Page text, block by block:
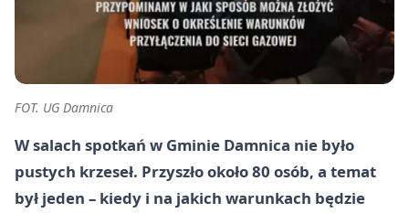
FOT. UG Damnica
W salach spotkań w Gminie Damnica nie było
pustych krzeseł. Przyszło około 80 osób, a temat
był jeden – kiedy i na jakich warunkach będzie